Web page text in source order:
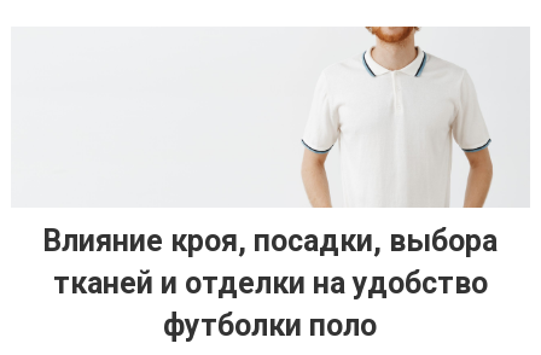
Влияние кроя, посадки, выбора
тканей и отделки на удобство
футболки поло